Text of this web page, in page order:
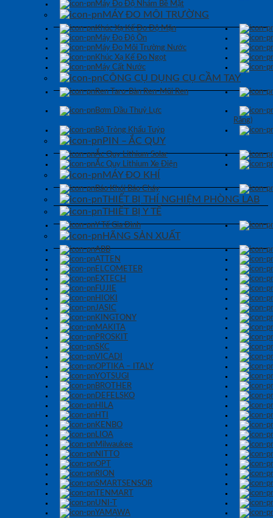
Máy Đo Độ Nhám Bề Mặt
MÁY ĐO MÔI TRƯỜNG
Khúc Xạ Kế Đo Độ Mặn
Máy Đo Độ Ồn
Máy Đo Môi Trường Nước
Khúc Xạ Kế Đo Ngọt
Máy Cất Nước
CÔNG CỤ DỤNG CỤ CẦM TAY
Ren Taro-Bàn Ren-Mũi Ren
Bơm Dầu Thuỷ Lực
Răng)
Bộ Tròng Khẩu Tuýp
PIN – ẮC QUY
Ắc Quy Lithium Solar
Ắc Quy Lithium Xe Điện
MÁY ĐO KHÍ
Báo Khói Báo Cháy
THIẾT BỊ THÍ NGHIỆM PHÒNG LAB
THIẾT BỊ Y TẾ
Y Tế Gia Đình
HÃNG SẢN XUẤT
ABB
ATTEN
ELCOMETER
EXTECH
FUJIE
HIOKI
JASIC
KINGTONY
MAKITA
PROSKIT
SKC
VICADI
OPTIKA – ITALY
YOTSUGI
BROTHER
DEFELSKO
HILA
HTI
KENBO
LIOA
Milwaukee
NITTO
OPT
RION
SMARTSENSOR
TENMART
UNI-T
YAMAWA